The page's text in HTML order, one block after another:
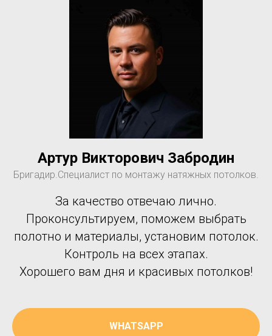
Артур Викторович Забродин
Бригадир.Cпециалист по монтажу натяжных потолков.
За качество отвечаю лично.
Проконсультируем, поможем выбрать
полотно и материалы, установим потолок.
Контроль на всех этапах.
Хорошего вам дня и красивых потолков!
WHATSAPP